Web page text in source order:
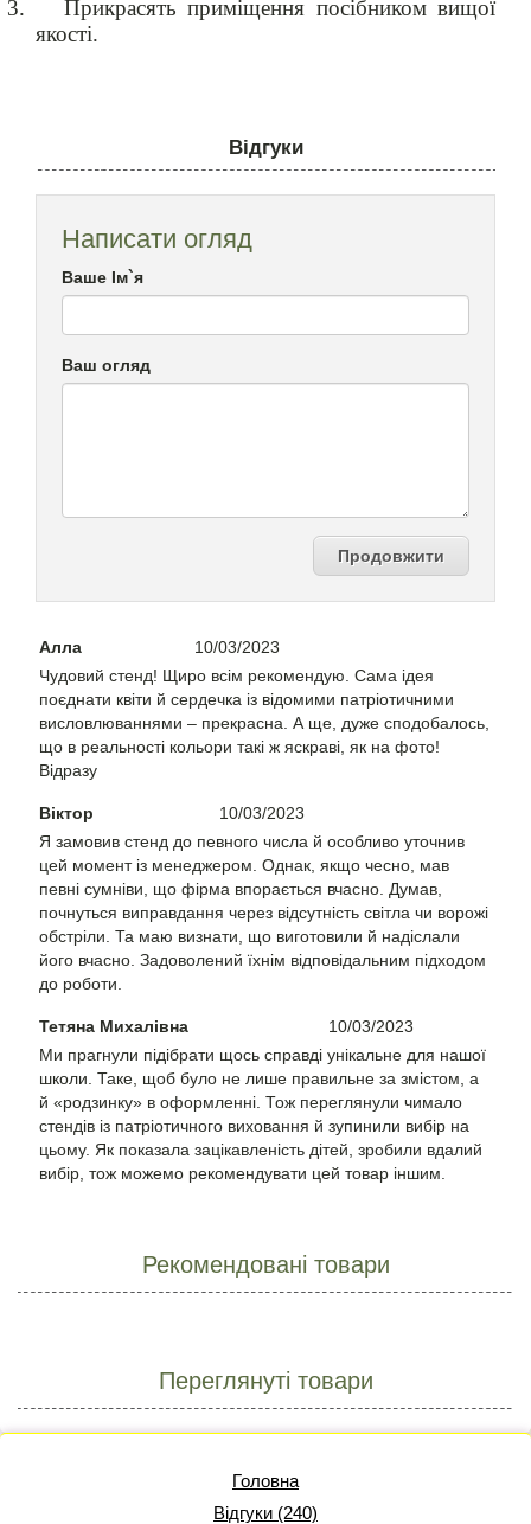
3.
Прикрасять приміщення посібником вищої
якості.
Відгуки
Написати огляд
Ваше Ім`я
Ваш огляд
Продовжити
Алла
10/03/2023
Чудовий стенд! Щиро всім рекомендую. Сама ідея
поєднати квіти й сердечка із відомими патріотичними
висловлюваннями – прекрасна. А ще, дуже сподобалось,
що в реальності кольори такі ж яскраві, як на фото!
Відразу
Віктор
10/03/2023
Я замовив стенд до певного числа й особливо уточнив
цей момент із менеджером. Однак, якщо чесно, мав
певні сумніви, що фірма впорається вчасно. Думав,
почнуться виправдання через відсутність світла чи ворожі
обстріли. Та маю визнати, що виготовили й надіслали
його вчасно. Задоволений їхнім відповідальним підходом
до роботи.
Тетяна Михалівна
10/03/2023
Ми прагнули підібрати щось справді унікальне для нашої
школи. Таке, щоб було не лише правильне за змістом, а
й «родзинку» в оформленні. Тож переглянули чимало
стендів із патріотичного виховання й зупинили вибір на
цьому. Як показала зацікавленість дітей, зробили вдалий
вибір, тож можемо рекомендувати цей товар іншим.
Рекомендовані товари
Переглянуті товари
Головна
Відгуки (240)